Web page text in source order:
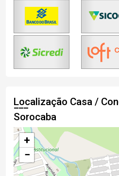
Localização Casa /
Sorocaba
+
−